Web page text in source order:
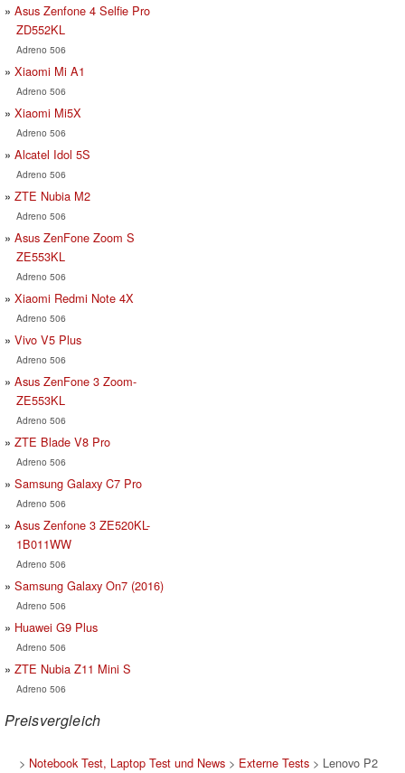
Asus Zenfone 4 Selfie Pro
ZD552KL
Adreno 506
Xiaomi Mi A1
Adreno 506
Xiaomi Mi5X
Adreno 506
Alcatel Idol 5S
Adreno 506
ZTE Nubia M2
Adreno 506
Asus ZenFone Zoom S
ZE553KL
Adreno 506
Xiaomi Redmi Note 4X
Adreno 506
Vivo V5 Plus
Adreno 506
Asus ZenFone 3 Zoom-
ZE553KL
Adreno 506
ZTE Blade V8 Pro
Adreno 506
Samsung Galaxy C7 Pro
Adreno 506
Asus Zenfone 3 ZE520KL-
1B011WW
Adreno 506
Samsung Galaxy On7 (2016)
Adreno 506
Huawei G9 Plus
Adreno 506
ZTE Nubia Z11 Mini S
Adreno 506
Preisvergleich
> Notebook Test, Laptop Test und News> Externe Tests> Lenovo P2